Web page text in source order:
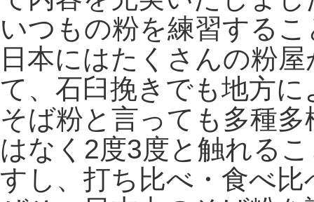
いつもの粉を練習する
日本にはたくさんの粉
て、石臼挽きでも地方
そば粉と言っても多種
はなく2度3度と触れる
すし、打ち比べ・食べ